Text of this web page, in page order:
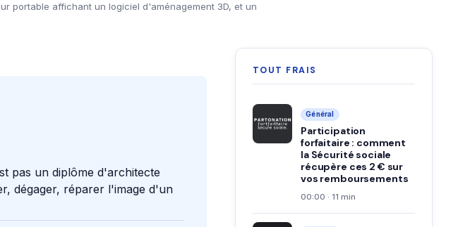
portable affichant un logiciel d'aménagement 3D, et un
pas un diplôme d'architecte
dégager, réparer l'image d'un
TOUT FRAIS
Général
Participation
forfaitaire : comment
la Sécurité sociale
récupère ces 2 € sur
vos remboursements
00:00 · 11 min